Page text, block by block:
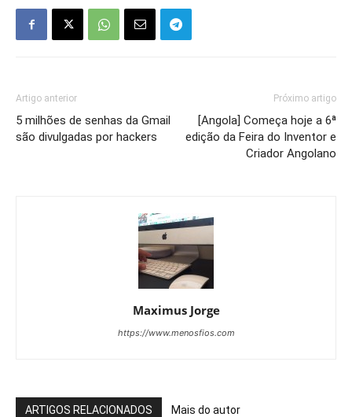
Artigo anterior
5 milhões de senhas da Gmail
são divulgadas por hackers
Próximo artigo
[Angola] Começa hoje a 6ª
edição da Feira do Inventor e
Criador Angolano
Maximus Jorge
https://www.menosfios.com
ARTIGOS RELACIONADOS Mais do autor